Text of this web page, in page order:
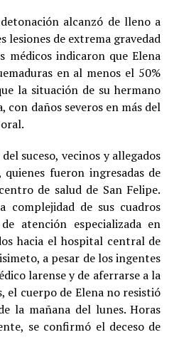
alcanzó de lleno a
lesiones de extrema gravedad
médicos indicaron que Elena
en al menos el 50%
la situación de su hermano
con daños severos en más del
suceso, vecinos y allegados
fueron ingresadas de
de salud de San Felipe.
complejidad de sus cuadros
atención especializada en
hacia el hospital central de
a pesar de los ingentes
larense y de aferrarse a la
el cuerpo de Elena no resistió
la mañana del lunes. Horas
se confirmó el deceso de